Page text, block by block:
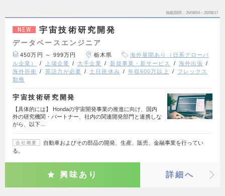
掲載期間 26/08/04～26/08/17
NEW 宇宙技術研究開発
データベースエンジニア
450万円 ～ 999万円 栃木県
海外展開あり（日系グローバ
ル企業）
上場企業 大手企業 新規事業・新サービス
海外出張
海外折衝
英語力が必要 土日祝休み 年収600万以上
フレックス
勤務
宇宙技術研究開発
【具体的には】 Hondaの宇宙開発事業の推進に向け、国内
外の研究機関・パートナー、社内の関連開発部門と連携しな
がら、以下…
会社概要
自動車およびその部品の開発、生産、販売、金融事業を行ってい
る。
興味あり 詳細へ